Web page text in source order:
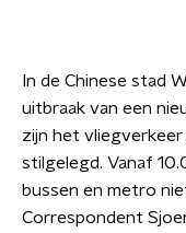
In de Chinese stad
uitbraak van een
zijn het
stilgelegd. Vanaf
bussen en metro
Correspondent